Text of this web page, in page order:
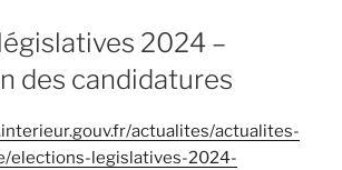
2024 –
des candidatures
actualites/actualites-
elections-legislatives-2024-